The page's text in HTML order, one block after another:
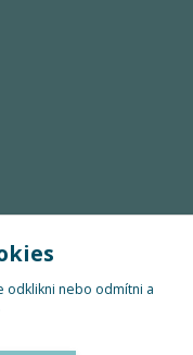
odklikni nebo odmítni a